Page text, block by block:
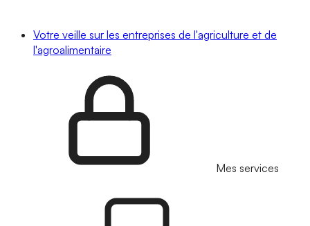
Votre veille sur les entreprises de l'agriculture et de
l'agroalimentaire
Mes services